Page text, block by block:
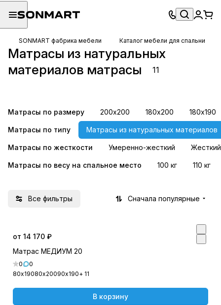
SONMART фабрика мебели Каталог мебели для спальни
Матрасы из натуральных
материалов матрасы
11
500 пружин на
спальное место
1000 пружин на
спальное место
Матрасы по размеру 200х200 180х200 180х190
Матрасы по типу Матрасы из натуральных материалов
Матрасы по жесткости Умеренно-жесткий Жесткий
Матрасы по весу на спальное место 100 кг 110 кг
Все фильтры Сначала популярные
от 14 170 ₽
Матрас МЕДИУМ 20
0
0
80х19080х20090х190+ 11
В корзину